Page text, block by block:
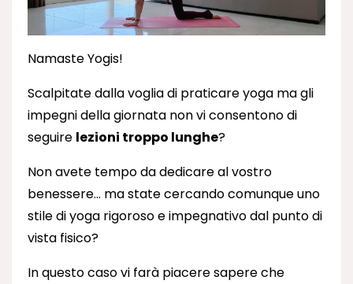
Namaste Yogis!
Scalpitate dalla voglia di praticare yoga ma gli
impegni della giornata non vi consentono di
seguire lezioni troppo lunghe?
Non avete tempo da dedicare al vostro
benessere… ma state cercando comunque uno
stile di yoga rigoroso e impegnativo dal punto di
vista fisico?
In questo caso vi farà piacere sapere che